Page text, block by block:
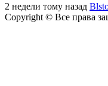
2 недели тому назад
Copyright © Все права